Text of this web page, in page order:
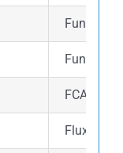
Fungsi
Fungsi
FCAW
Flux